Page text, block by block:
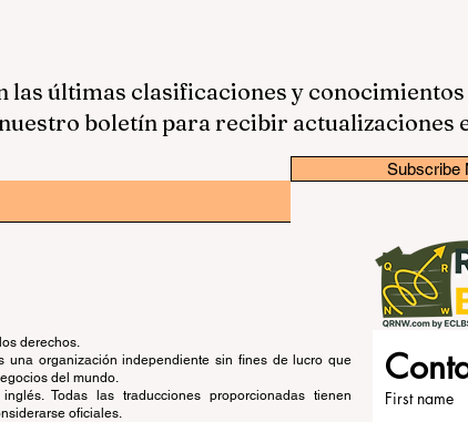
últimas clasificaciones y conocimientos
boletín para recibir actualizaciones
Subscribe
derechos.
una organización independiente sin fines de lucro que
del mundo.
Todas las traducciones proporcionadas tienen
oficiales.
First name